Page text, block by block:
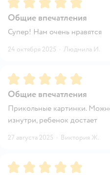
Общие впечатления
Супер! Нам очень нравятся
24 октября 2025 · Людмила И.
Рейтинг:5
Общие впечатления
Прикольные картинки.
изнутри, ребенок достает
27 августа 2025 · Виктория Ж.
Рейтинг:5